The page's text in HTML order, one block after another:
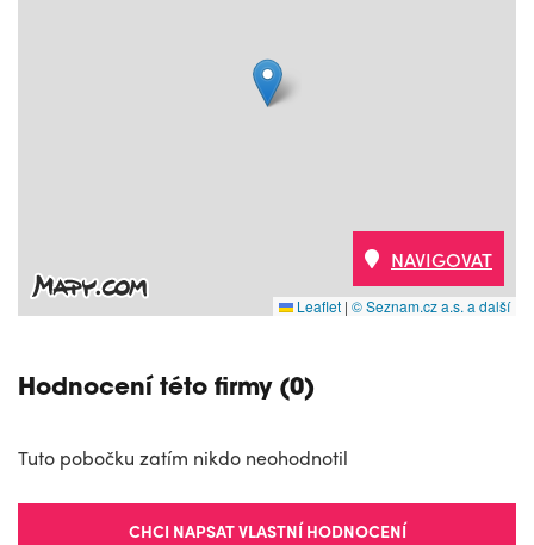
Leaflet | © Seznam.cz a.s. a další
NAVIGOVAT
Hodnocení této firmy (0)
Tuto pobočku zatím nikdo neohodnotil
CHCI NAPSAT VLASTNÍ HODNOCENÍ